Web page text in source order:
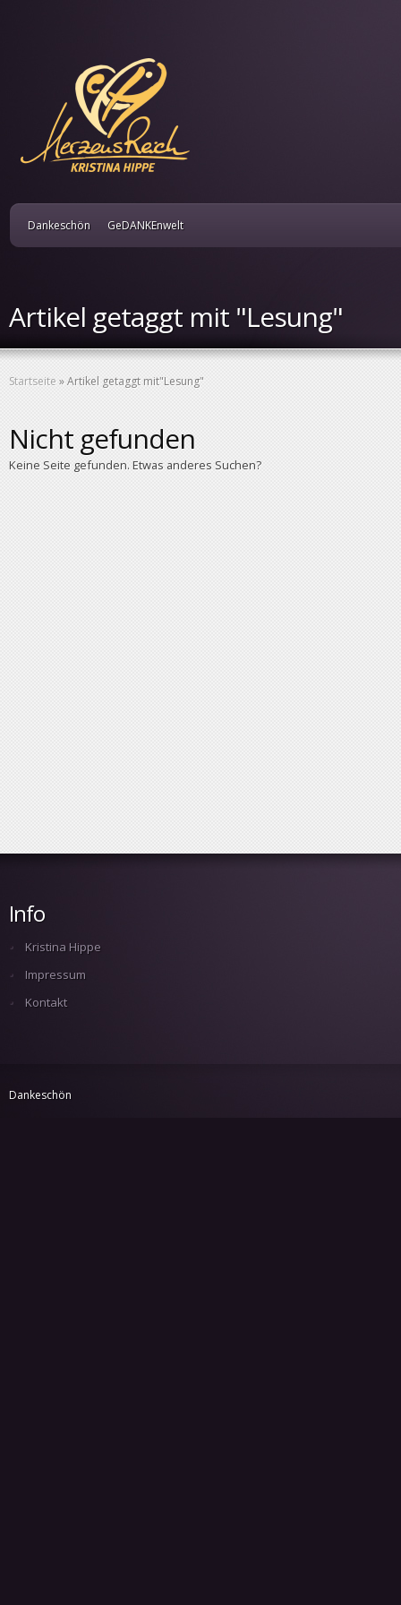
Dankeschön GeDANKEnwelt
Artikel getaggt mit "Lesung"
Startseite »Artikel getaggt mit"Lesung"
Nicht gefunden
Keine Seite gefunden. Etwas anderes Suchen?
Info
Kristina Hippe
Impressum
Kontakt
Dankeschön